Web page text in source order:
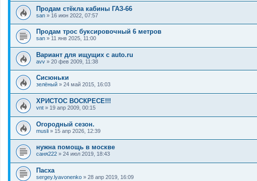
Продам стёкла кабины ГАЗ-66
san » 16 июн 2022, 07:57
Продам трос буксировочный 6 метров
san » 11 янв 2025, 11:00
Вариант для ищущих с auto.ru
avv » 20 фев 2009, 11:38
Сисюньки
зелёный » 24 май 2015, 16:03
ХРИСТОС ВОСКРЕСЕ!!!
vnt » 19 апр 2009, 00:15
Огородный сезон.
musli » 15 апр 2026, 12:39
нужна помощь в москве
саня222 » 24 июл 2019, 18:43
Пасха
sergey.lyavonenko » 28 апр 2019, 16:09